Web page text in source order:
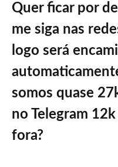
Quer ficar por
me siga nas
logo será
somos quase
no Telegram
fora?